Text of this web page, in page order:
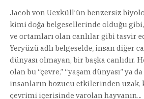
Jacob von Uexküll’ün benzersiz
kimi doğa belgesellerinde olduğu
ve ortamları olan canlılar gibi tasvir
Yeryüzü adlı belgeselde, insan diğer
dünyası olmayan, bir başka canlıdır.
olan bu “çevre,” “yaşam dünyası” ya
insanların bozucu etkilerinden uzak,
çevrimi içerisinde varolan hayvanın...